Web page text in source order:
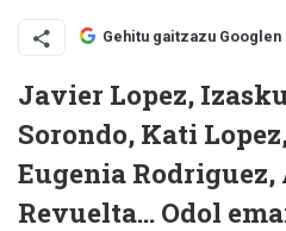
Gehitu gaitzazu Googlen
Javier Lopez,
Sorondo, Kati
Eugenia Rodriguez,
Revuelta… Odol